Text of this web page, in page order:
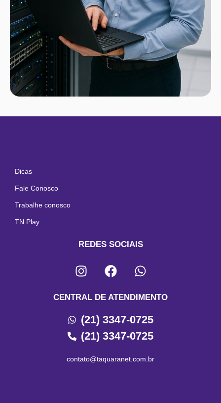
Dicas
Fale Conosco
Trabalhe conosco
TN Play
REDES SOCIAIS
CENTRAL DE ATENDIMENTO
(21) 3347-0725
(21) 3347-0725
contato@taquaranet.com.br